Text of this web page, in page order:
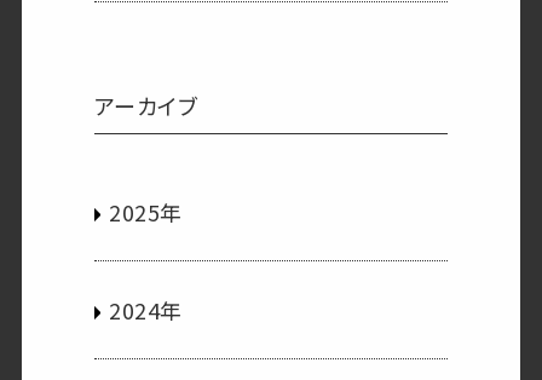
アーカイブ
2025年
2024年